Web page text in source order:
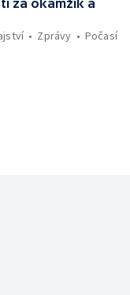
za okamžik a
Zprávy Počasí